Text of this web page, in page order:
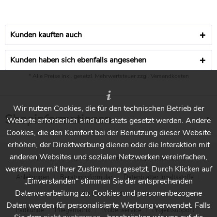
Oberfläche erhalten Sie durch Ölen.
Frage:
Ich würde gerne Möbel aus Erle laugen und seifen, ist dies
möglich?
Das ist möglich, wir empfehlen zuerst Muster anzulegen.
Weichholzlauge oder Holzlauge weiß/grau können auf
Erle sehr unterschiedlich wirken. Auch die Seifen (natur
oder pigmentiert) ergeben unterschiedliche Oberflächen.
Frage:
Sibirische Lärche im Außenberich Terrassendielen stark
bewittert Sonne Wie oft muß nach geseift bzw gelaugt
werden?
Antwort:
Kunden kauften auch
Kunden haben sich ebenfalls angesehen
* Alle Preise inkl. gesetzl. Mehrwertsteuer zzgl. Versandkosten
Shopinformationen
* Alle Preise inkl. gesetzl. Mehrwertsteuer zzgl.Versandkosten
Anleitungen Beratungsformular
Datenblätter Inhaltsstoffe
Händlersuche - Finden Sie Ihren Händler vor Ort
Holzpflege
Padkunde
Pflegematrix Probenservice Projektsupport
Wir nutzen Cookies, die für den technischen Betrieb der
Website erforderlich sind und stets gesetzt werden. Andere
Cookies, die den Komfort bei der Benutzung dieser Website
erhöhen, der Direktwerbung dienen oder die Interaktion mit
anderen Websites und sozialen Netzwerken vereinfachen,
werden nur mit Ihrer Zustimmung gesetzt. Durch Klicken auf
„Einverstanden“ stimmen Sie der entsprechenden
Datenverarbeitung zu. Cookies und personenbezogene
Daten werden für personalisierte Werbung verwendet. Falls